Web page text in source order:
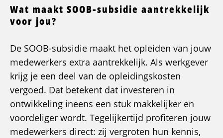
Wat maakt SOOB-subsidie aantrekkelijk
voor jou?
De SOOB-subsidie maakt het opleiden van jouw
medewerkers extra aantrekkelijk. Als werkgever
krijg je een deel van de opleidingskosten
vergoed. Dat betekent dat investeren in
ontwikkeling ineens een stuk makkelijker en
voordeliger wordt. Tegelijkertijd profiteren jouw
medewerkers direct: zij vergroten hun kennis,